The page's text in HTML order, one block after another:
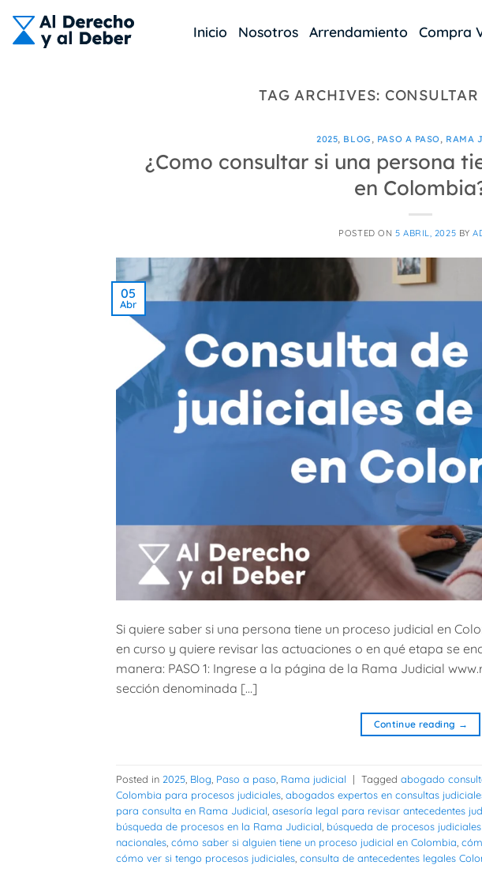
content
Inicio Nosotros Arrendamiento Compra
TAG ARCHIVES:
2025, BLOG , PASO A PASO, RAMA
¿Como consultar si una persona
en
POSTED ON 5 ABRIL, 2025 BY
05
Abr
Si quiere saber si una persona tiene un proceso judicial en
en curso y quiere revisar las actuaciones o en qué etapa se
manera: PASO 1: Ingrese a la página de la Rama Judicial
sección denominada […]
Continue reading →
Posted in 2025 Blog Paso a paso Rama judicial | Tagged abogado
Colombia para procesos judiciales abogados expertos en consultas
para consulta en Rama Judicial asesoría legal para revisar antecedentes
búsqueda de procesos en la Rama Judicial búsqueda de procesos
nacionales cómo saber si alguien tiene un proceso judicial en Colombia
cómo ver si tengo procesos judiciales consulta de antecedentes legales